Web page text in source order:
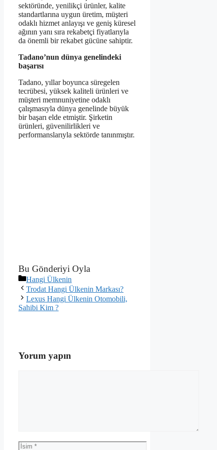
sektöründe, yenilikçi ürünler, kalite
standartlarına uygun üretim, müşteri
odaklı hizmet anlayışı ve geniş küresel
ağının yanı sıra rekabetçi fiyatlarıyla
da önemli bir rekabet gücüne sahiptir.
Tadano’nun dünya genelindeki
başarısı
Tadano, yıllar boyunca süregelen
tecrübesi, yüksek kaliteli ürünleri ve
müşteri memnuniyetine odaklı
çalışmasıyla dünya genelinde büyük
bir başarı elde etmiştir. Şirketin
ürünleri, güvenilirlikleri ve
performanslarıyla sektörde tanınmıştır.
Bu Gönderiyi Oyla
Kategoriler
Hangi Ülkenin
Trodat Hangi Ülkenin Markası?
Lexus Hangi Ülkenin Otomobili,
Sahibi Kim ?
Yorum yapın
İsim